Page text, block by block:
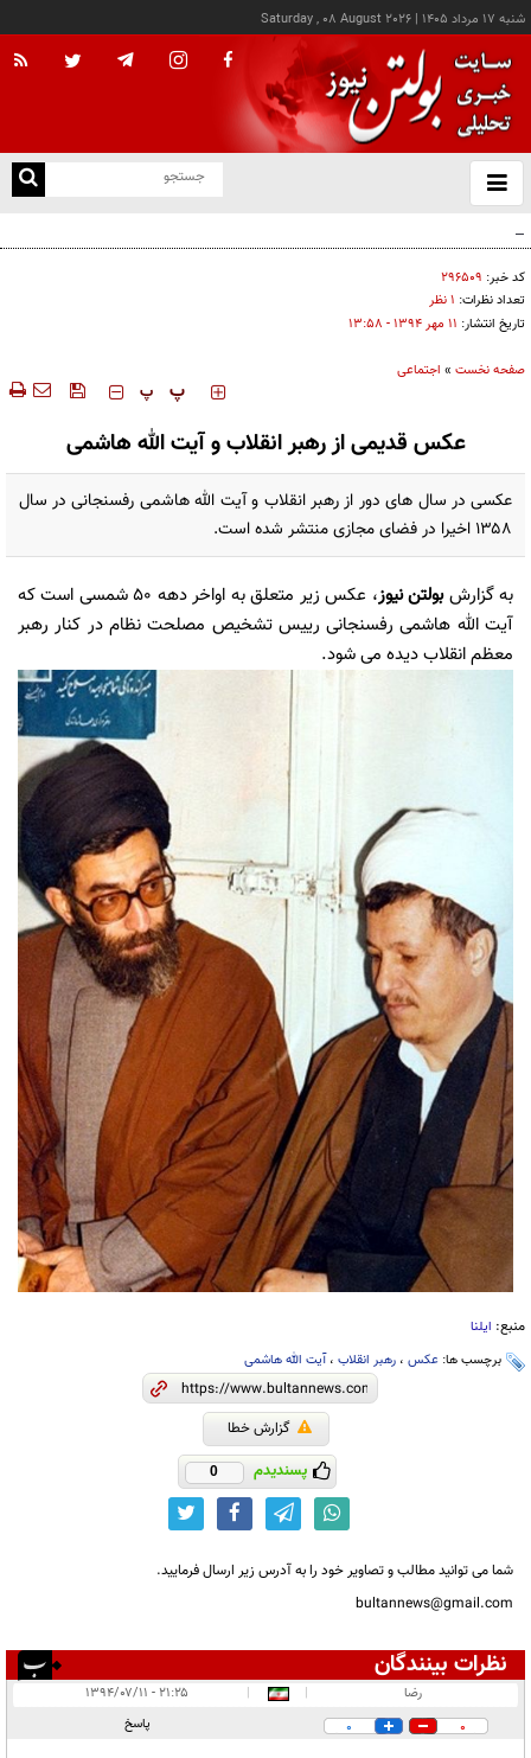
شنبه ۱۷ مرداد ۱۴۰۵ |
Saturday , 08 August 2026
باز
و
پزشکیان: خدمت بی‌منت و مشارکت مردمی، پایه حل مشکلات کشور است
کد خبر: ۲۹۶۵۰۹
تعداد نظرات: ۱ نظر
تاریخ انتشار: ۱۱ مهر ۱۳۹۴ - ۱۳:۵۸
صفحه نخست » اجتماعی
‍‍‍ پ پ
عکس قدیمی از رهبر انقلاب و آیت الله هاشمی
عکسی در سال های دور از رهبر انقلاب و آیت الله هاشمی رفسنجانی در سال
۱۳۵۸ اخیرا در فضای مجازی منتشر شده است.
به گزارشبولتن نیوز
، عکس زیر متعلق به اواخر دهه ۵۰ شمسی است که
آیت الله هاشمی رفسنجانی رییس تشخیص مصلحت نظام در کنار رهبر
معظم انقلاب دیده می شود.
منبع: ایلنا
برچسب ها: عکس ، رهبر انقلاب ،آیت الله هاشمی
گزارش خطا
پسندیدم 0
شما می توانید مطالب و تصاویر خود را به آدرس زیر ارسال فرمایید.
bultannews@gmail.com
نظرات بینندگان
در انتظار بررسی:
رضا |
|
۲۱:۲۵ - ۱۳۹۴/۰۷/۱۱
0
0 پاسخ